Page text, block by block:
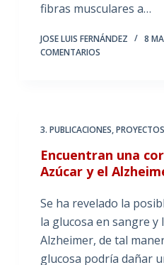
fibras musculares a…
JOSE LUIS FERNÁNDEZ 8
COMENTARIOS
3. PUBLICACIONES,
Encuentran una
Azúcar y el
Se ha revelado la
la glucosa en sangre y
Alzheimer, de tal
glucosa podría dañar